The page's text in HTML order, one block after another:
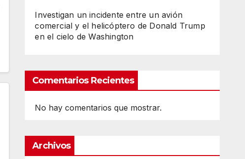
Investigan un incidente entre un avión
comercial y el helicóptero de Donald Trump
en el cielo de Washington
Comentarios Recientes
No hay comentarios que mostrar.
Archivos